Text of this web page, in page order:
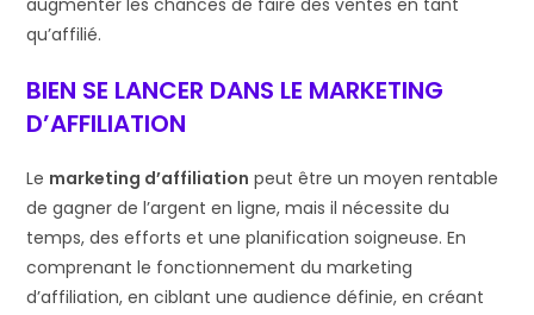
qu’affilié.
BIEN SE LANCER DANS LE MARKETING
D’AFFILIATION
Le marketing d’affiliation peut être un moyen rentable
de gagner de l’argent en ligne, mais il nécessite du
temps, des efforts et une planification soigneuse. En
comprenant le fonctionnement du marketing
d’affiliation, en ciblant une audience définie, en créant